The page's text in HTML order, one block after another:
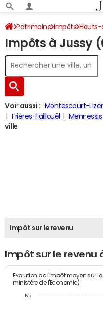
Patrimoine Impôts
Impôt sur le revenu
Impôts à Jussy
Voir aussi : Montescourt-
Frières-Faillouël
Mennessis
ville
Impôt sur le revenu
Impôt sur le revenu
Evolution de l'impôt moyen sur
ministère de l'Economie)
5k